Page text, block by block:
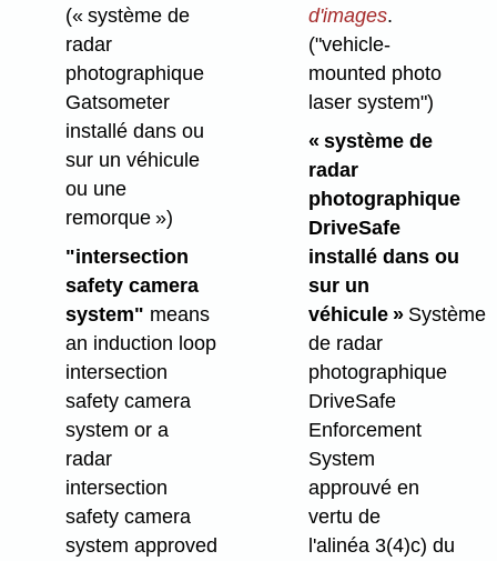
(« système de
radar
photographique
Gatsometer
installé dans ou
sur un véhicule
ou une
remorque »)
"intersection
safety camera
system" means
an induction loop
intersection
safety camera
system or a
radar
intersection
safety camera
system approved
d'images.
("vehicle-
mounted photo
laser system")
« système de
radar
photographique
DriveSafe
installé dans ou
sur un
véhicule »Système
de radar
photographique
DriveSafe
Enforcement
System
approuvé en
vertu de
l'alinéa 3(4)c) du